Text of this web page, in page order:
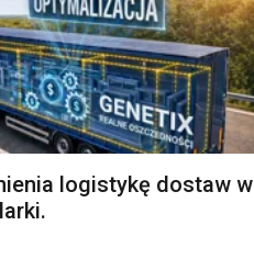
logistykę dostaw w